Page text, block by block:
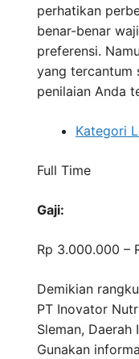
perhatikan
benar-benar
preferensi.
yang tercantum
penilaian Anda
Kategori
Full Time
Gaji:
Rp 3.000.000 –
Demikian
PT Inovator
Sleman,
Gunakan